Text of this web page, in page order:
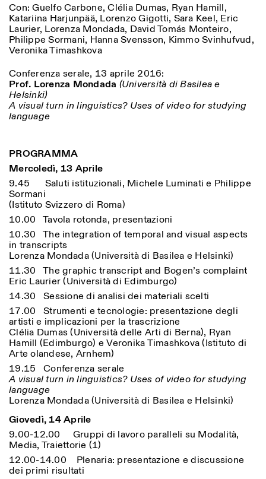
ISTITUTO SVIZZERO
ORARI MOSTRE:
I’ll miss you when I scroll
17:00
Giovedì: 11:00-20:00
Sabato: 14:00-18:00
Designed by Dallas
Con: Guelfo Carbone, Clélia Dumas, Ryan Hamill,
Katariina Harjunpää, Lorenzo Gigotti, Sara Keel, Eric
Laurier, Lorenza Mondada, David Tomás Monteiro,
Philippe Sormani, Hanna Svensson, Kimmo Svinhufvud,
Veronika Timashkova
Conferenza serale, 13 aprile 2016:
Prof. Lorenza Mondada (Università di Basilea e
Helsinki)
A visual turn in linguistics? Uses of video for studying
language
PROGRAMMA
Mercoledì, 13 Aprile
9.45 Saluti istituzionali, Michele Luminati e Philippe
Sormani
(Istituto Svizzero di Roma)
10.00 Tavola rotonda, presentazioni
10.30 The integration of temporal and visual aspects
in transcripts
Lorenza Mondada (Università di Basilea e Helsinki)
11.30 The graphic transcript and Bogen’s complaint
Eric Laurier (Università di Edimburgo)
14.30 Sessione di analisi dei materiali scelti
17.00 Strumenti e tecnologie: presentazione degli
artisti e implicazioni per la trascrizione
Clélia Dumas (Università delle Arti di Berna), Ryan
Hamill (Edimburgo) e Veronika Timashkova (Istituto di
Arte olandese, Arnhem)
19.15 Conferenza serale
A visual turn in linguistics? Uses of video for studying
language
Lorenza Mondada (Università di Basilea e Helsinki)
Giovedì, 14 Aprile
9.00-12.00 Gruppi di lavoro paralleli su Modalità,
Media, Traiettorie (1)
12.00-14.00 Plenaria: presentazione e discussione
dei primi risultati